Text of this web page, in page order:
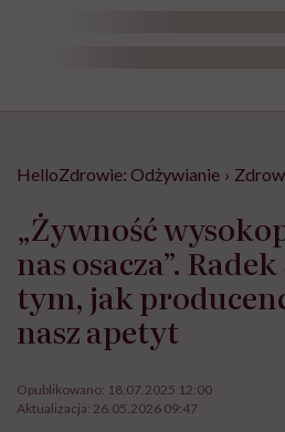
HelloZdrowie: Odżywianie ›
„Żywność
nas osacza”.
tym, jak
nasz apetyt
Opublikowano: 18.07.2025 12:00
Aktualizacja: 26.05.2026 09:47